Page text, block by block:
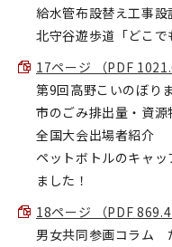
給水管布設替え工事
北守谷遊歩道「どこで
17ページ （PDF
第9回高野こいのぼり
市のごみ排出量・資
全国大会出場者紹介
ペットボトルのキャ
ました！
18ページ （PDF
男女共同参画コラム